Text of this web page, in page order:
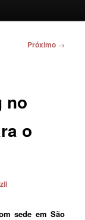
Próximo →
no
o
sede em São